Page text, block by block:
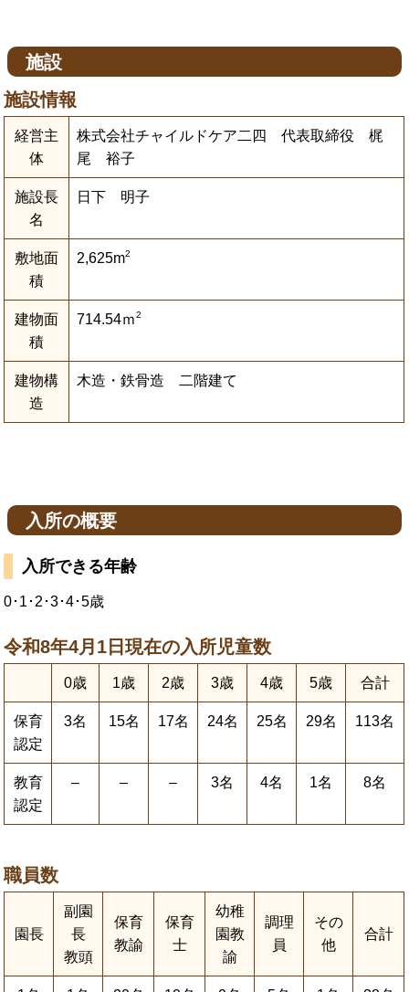
施設
施設情報
経営主
体
株式会社チャイルドケア二四 代表取締役 梶
尾 裕子
施設長
名
日下 明子
敷地面
積
2,625m2
建物面
積
714.54ｍ2
建物構
造
木造・鉄骨造 二階建て
入所の概要
入所できる年齢
0･1･2･3･4･5歳
令和8年4月1日現在の入所児童数
0歳 1歳 2歳 3歳 4歳 5歳 合計
保育
認定
3名 15名 17名 24名 25名 29名 113名
教育
認定
– – – 3名 4名 1名 8名
職員数
園長
副園
長
教頭
保育
教諭
保育
士
幼稚
園教
諭
調理
員
その
他
合計